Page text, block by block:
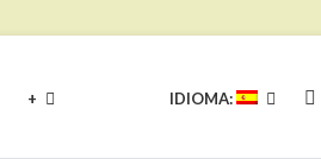
+ IDIOMA: